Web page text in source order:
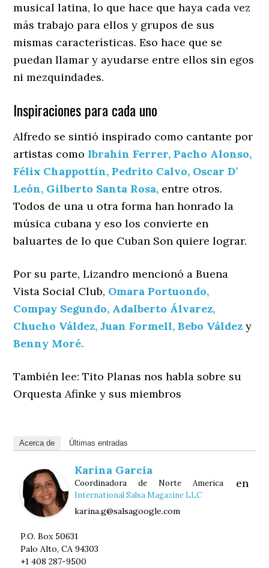
musical latina, lo que hace que haya cada vez
más trabajo para ellos y grupos de sus
mismas características. Eso hace que se
puedan llamar y ayudarse entre ellos sin egos
ni mezquindades.
Inspiraciones para cada uno
Alfredo se sintió inspirado como cantante por
artistas como Ibrahin Ferrer, Pacho Alonso,
Félix Chappottín, Pedrito Calvo, Oscar D’
León, Gilberto Santa Rosa, entre otros.
Todos de una u otra forma han honrado la
música cubana y eso los convierte en
baluartes de lo que Cuban Son quiere lograr.
Por su parte, Lizandro mencionó a Buena
Vista Social Club, Omara Portuondo,
Compay Segundo, Adalberto Álvarez,
Chucho Váldez, Juan Formell, Bebo Váldez y
Benny Moré.
También lee:Tito Planas nos habla sobre su
Orquesta Afinke y sus miembros
Acerca de Últimas entradas
Karina Garcia
Coordinadora de Norte Americaen
International Salsa Magazine LLC
karina.g@salsagoogle.com
P.O. Box 50631
Palo Alto, CA 94303
+1 408 287-9500